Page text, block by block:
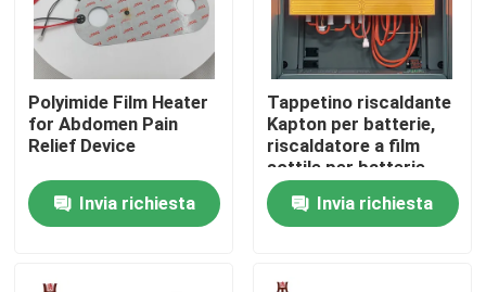
Controllo di qualità
Notizie
Richieda una citazione
Polyimide Film Heater
for Abdomen Pain
Relief Device
Invia richiesta
Tappetino riscaldante
Kapton per batterie,
riscaldatore a film
sottile per batterie,
soluzione di
riscaldamento
flessibile per batterie
Invia richiesta